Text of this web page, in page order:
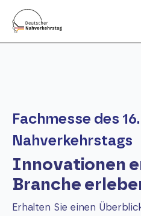
Fachmesse des
Nahverkehrstags
Innovationen
Branche
Erhalten Sie einen